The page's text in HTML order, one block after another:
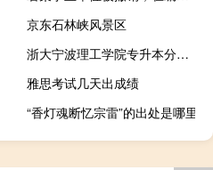
京东石林峡风景区
浙大宁波理工学院专升本分数线
雅思考试几天出成绩
“香灯魂断忆宗雷”的出处是哪里